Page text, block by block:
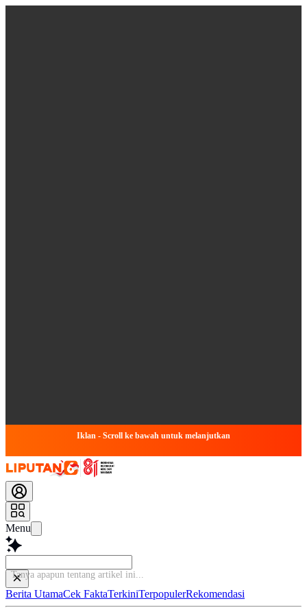
Iklan - Scroll ke bawah untuk melanjutkan
Menu
T
Berita UtamaCek FaktaTerkiniTerpopulerRekomendasi